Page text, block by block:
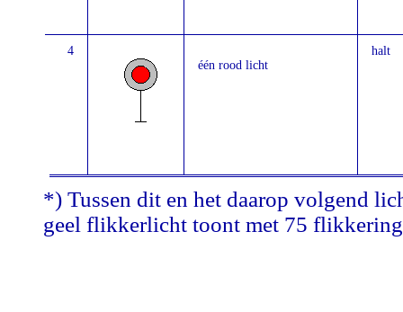
4
één rood licht
halt
*) Tussen dit en het daarop volgend
geel flikkerlicht toont met 75